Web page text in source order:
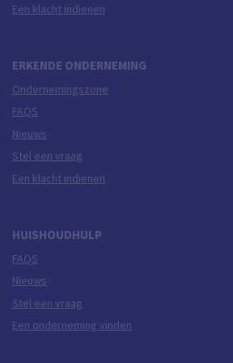
Een klacht indienen
ERKENDE ONDERNEMING
Ondernemingszone
FAQS
Nieuws
Stel een vraag
Een klacht indienen
HUISHOUDHULP
FAQS
Nieuws
Stel een vraag
Een onderneming vinden